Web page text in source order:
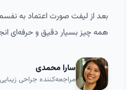
بعد از لیفت صورت اعتماد به
همه چیز بسیار دقیق و حرفه‌ای
سارا محمدی
مراجعه‌کننده جراحی زیبایی